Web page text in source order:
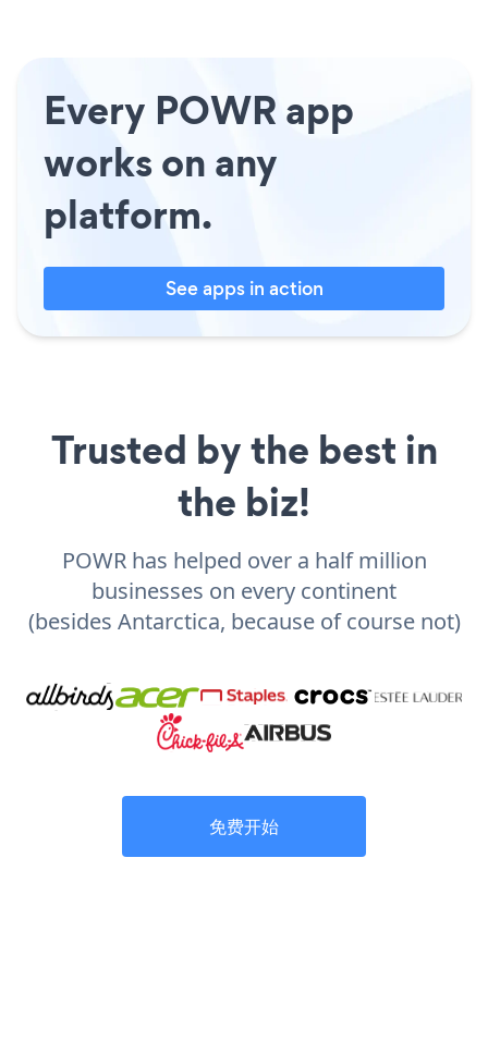
Every POWR app
works on any
platform.
See apps in action
Trusted by the best in
the biz!
POWR has helped over a half million
businesses on every continent
(besides Antarctica, because of course not)
免费开始